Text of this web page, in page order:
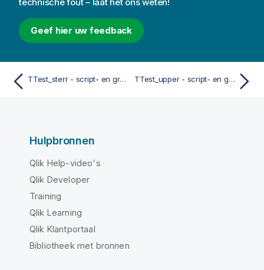
technische fout – laat het ons weten!
Geef hier uw feedback
TTest_sterr - script- en grafiekfunctie TTest_upper - script- en grafiekfunctie
Hulpbronnen
Qlik Help-video's
Qlik Developer
Training
Qlik Learning
Qlik Klantportaal
Bibliotheek met bronnen